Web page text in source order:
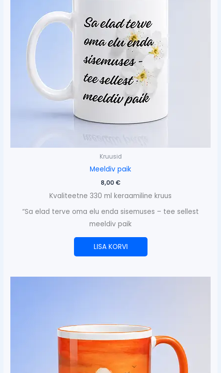
Kruusid
Meeldiv paik
8,00 €
Kvaliteetne 330 ml keraamiline kruus
“Sa elad terve oma elu enda sisemuses – tee sellest
meeldiv paik
LISA KORVI